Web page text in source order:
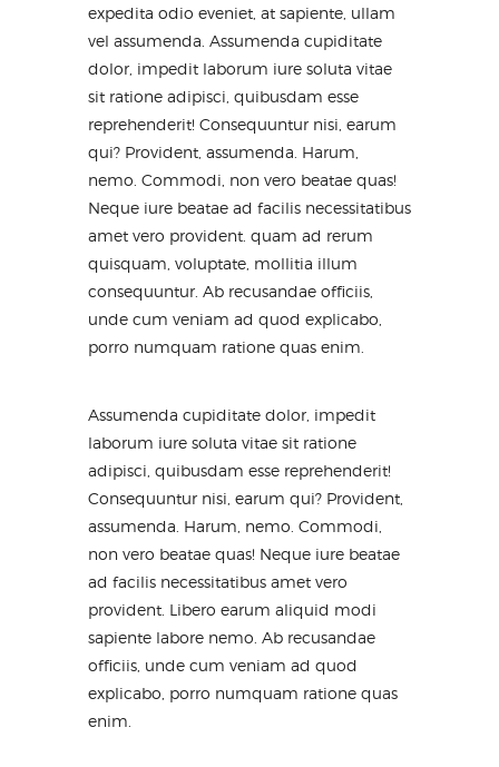
expedita odio eveniet, at sapiente, ullam
vel assumenda. Assumenda cupiditate
dolor, impedit laborum iure soluta vitae
sit ratione adipisci, quibusdam esse
reprehenderit! Consequuntur nisi, earum
qui? Provident, assumenda. Harum,
nemo. Commodi, non vero beatae quas!
Neque iure beatae ad facilis necessitatibus
amet vero provident. quam ad rerum
quisquam, voluptate, mollitia illum
consequuntur. Ab recusandae officiis,
unde cum veniam ad quod explicabo,
porro numquam ratione quas enim.
Assumenda cupiditate dolor, impedit
laborum iure soluta vitae sit ratione
adipisci, quibusdam esse reprehenderit!
Consequuntur nisi, earum qui? Provident,
assumenda. Harum, nemo. Commodi,
non vero beatae quas! Neque iure beatae
ad facilis necessitatibus amet vero
provident. Libero earum aliquid modi
sapiente labore nemo. Ab recusandae
officiis, unde cum veniam ad quod
explicabo, porro numquam ratione quas
enim.